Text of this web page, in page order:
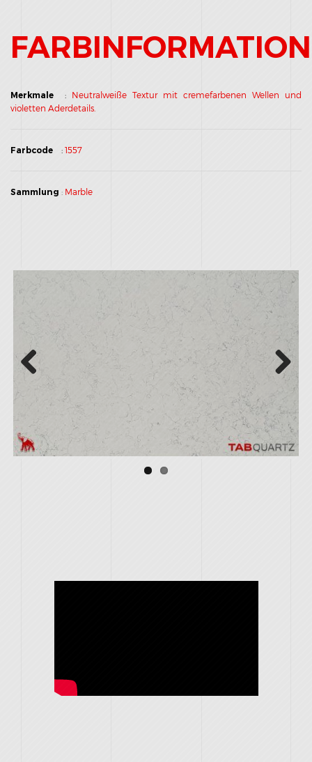
Merkmale :
Neutralweiße Textur mit cremefarbenen Wellen und
violetten Aderdetails.
Farbcode : 1557
Sammlung : Marble
Previous